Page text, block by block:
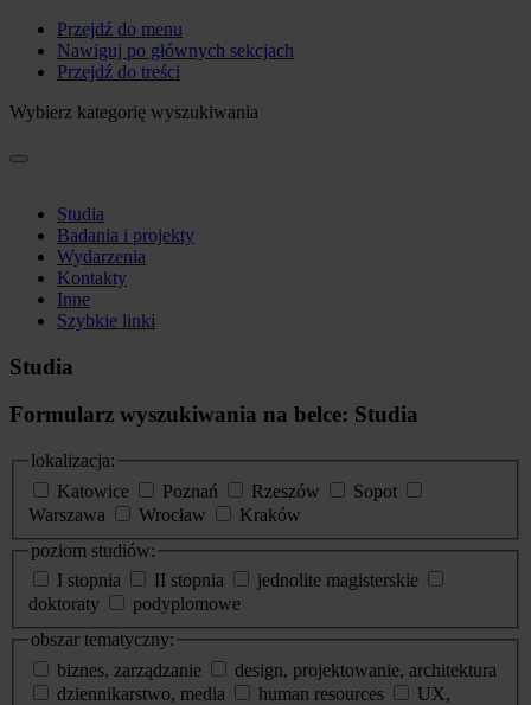
Przejdź do menu
Nawiguj po głównych sekcjach
Przejdź do treści
Wybierz kategorię wyszukiwania
Studia
Badania i projekty
Wydarzenia
Kontakty
Inne
Szybkie linki
Studia
Formularz wyszukiwania na belce: Studia
lokalizacja:
Katowice
Poznań Rzeszów
Sopot
Warszawa
Wrocław
Kraków
poziom studiów:
I stopnia
II stopnia
jednolite magisterskie
doktoraty
podyplomowe
obszar tematyczny:
biznes, zarządzanie
design, projektowanie, architektura
dziennikarstwo, media
human resources
UX,